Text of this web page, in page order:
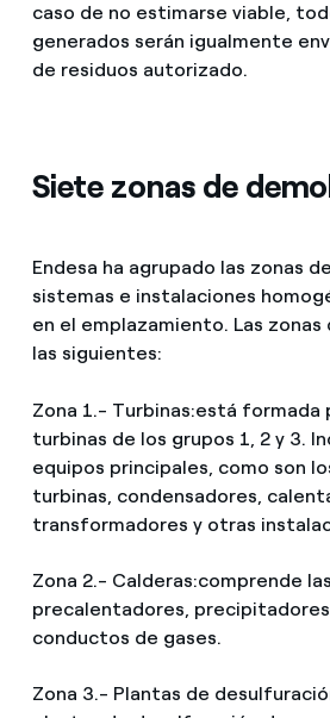
caso de no estimarse viable,
generados serán igualmente
de residuos autorizado.
Siete zonas de
Endesa ha agrupado las zonas
sistemas e instalaciones
en el emplazamiento. Las
las siguientes:
Zona 1.- Turbinas:está formada
turbinas de los grupos 1, 2 y 3.
equipos principales, como son
turbinas, condensadores,
transformadores y otras
Zona 2.- Calderas:comprende
precalentadores,
conductos de gases.
Zona 3.- Plantas de